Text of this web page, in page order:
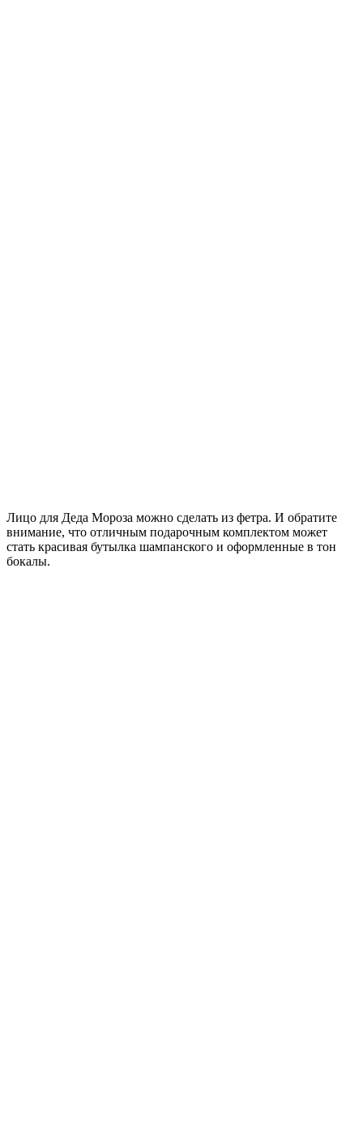
Лицо для Деда Мороза можно сделать из фетра. И обратите
внимание, что отличным подарочным комплектом может
стать красивая бутылка шампанского и оформленные в тон
бокалы.